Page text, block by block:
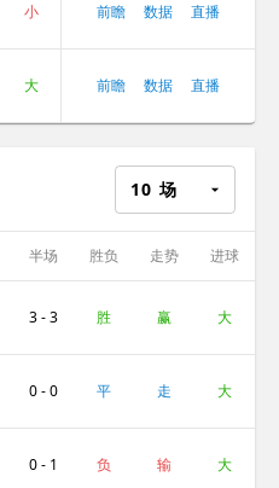
小 前瞻 数据 直播
大 前瞻 数据 直播
10 场
半场 胜负 走势 进球
3 - 3 胜 赢 大
0 - 0 平 走 大
0 - 1 负 输 大